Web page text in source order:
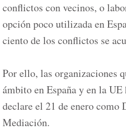
conflictos con vecinos, o
opción poco utilizada en
ciento de los conflictos se
Por ello, las organizaciones
ámbito en España y en la UE
declare el 21 de enero como
Mediación.